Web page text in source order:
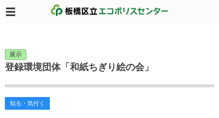
展示
登録環境団体「和紙ちぎり絵の会」
知る・気付く